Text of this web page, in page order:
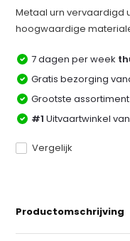
Metaal urn vervaardigd
hoogwaardige
7 dagen per week
Gratis bezorging
Grootste assortiment
#1 Uitvaartwinkel
Vergelijk
Productomschrijving